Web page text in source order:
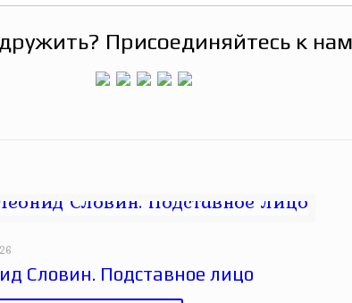
Присоединяйтесь к
Словин. Подставное лицо